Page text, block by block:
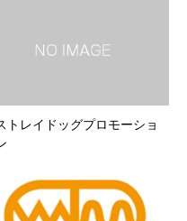
トレイドッグプロモーショ